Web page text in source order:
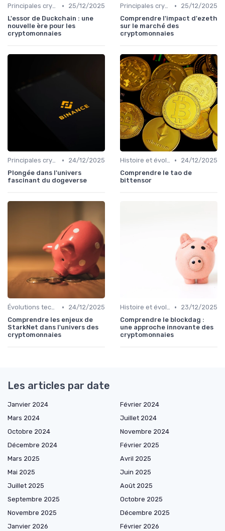
Principales cryptomonnaies pour l'investissement •
25/12/2025
L'essor de Duckchain : une
nouvelle ère pour les
cryptomonnaies
Principales cryptomonnaies pour l'investissement •
25/12/2025
Comprendre l'impact d'ezeth
sur le marché des
cryptomonnaies
Principales cryptomonnaies pour l'investissement •
24/12/2025
Plongée dans l'univers
fascinant du dogeverse
Histoire et évolution du marché des cryptos •
24/12/2025
Comprendre le tao de
bittensor
Évolutions technologiques (DeFi, NFTs, etc.) •
24/12/2025
Comprendre les enjeux de
StarkNet dans l'univers des
cryptomonnaies
Histoire et évolution du marché des cryptos •
23/12/2025
Comprendre le blockdag :
une approche innovante des
cryptomonnaies
Les articles par date
Janvier 2024
Février 2024
Mars 2024
Juillet 2024
Octobre 2024
Novembre 2024
Décembre 2024
Février 2025
Mars 2025
Avril 2025
Mai 2025
Juin 2025
Juillet 2025
Août 2025
Septembre 2025
Octobre 2025
Novembre 2025
Décembre 2025
Janvier 2026
Février 2026